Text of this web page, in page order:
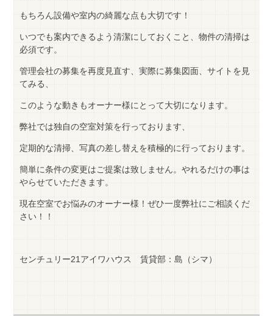
もちろん設備や室内の綺麗な点も大切です！
いつでも案内できるよう清潔にしておくこと、物件の清掃は
必須です。
管理会社の募集を再度見直す、実際に募集図面、サイトを見
てみる、
このような動きもオーナー様にとって大切になります。
弊社では独自の空室対策を行っております、
定期的な清掃、写真の差し替えを積極的に行っております。
簡単に条件の変更はご提案は致しません。やれるだけの事は
やらせていただきます。
現在空室でお悩みのオーナー様！ぜひ一度弊社にご相談くだ
さい！！
センチュリー21アイワハウス 賃貸部：島（シマ）